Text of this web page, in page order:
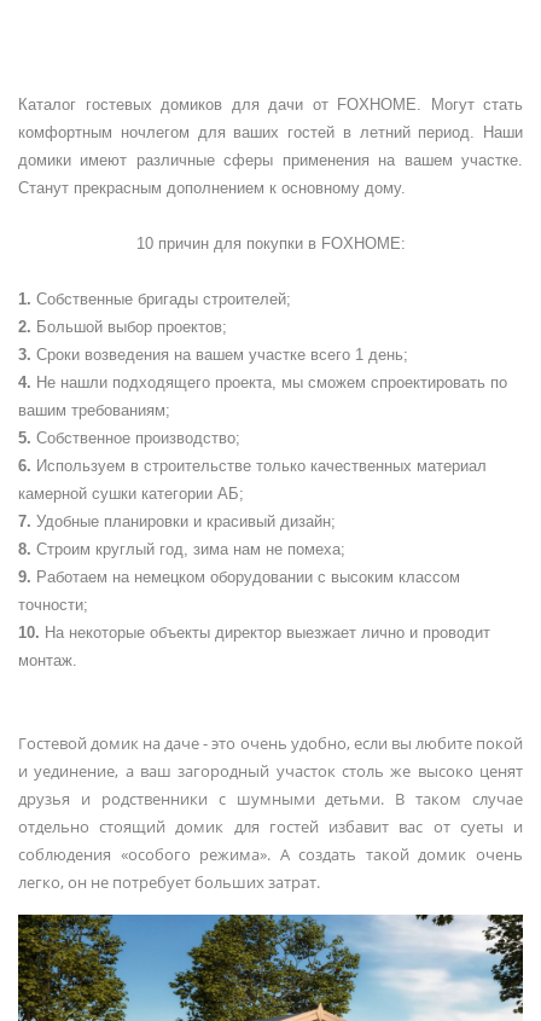
Каталог гостевых домиков для дачи от FOXHOME. Могут стать
комфортным ночлегом для ваших гостей в летний период. Наши
домики имеют различные сферы применения на вашем участке.
Станут прекрасным дополнением к основному дому.
10 причин для покупки в FOXHOME:
Собственные бригады строителей;
Большой выбор проектов;
Сроки возведения на вашем участке всего 1 день;
Не нашли подходящего проекта, мы сможем спроектировать по
вашим требованиям;
Собственное производство;
Используем в строительстве только качественных материал
камерной сушки категории АБ;
Удобные планировки и красивый дизайн;
Строим круглый год, зима нам не помеха;
Работаем на немецком оборудовании с высоким классом
точности;
На некоторые объекты директор выезжает лично и проводит
монтаж.
Гостевой домик на даче - это очень удобно, если вы любите покой
и уединение, а ваш загородный участок столь же высоко ценят
друзья и родственники с шумными детьми. В таком случае
отдельно стоящий домик для гостей избавит вас от суеты и
соблюдения «особого режима». А создать такой домик очень
легко, он не потребует больших затрат.